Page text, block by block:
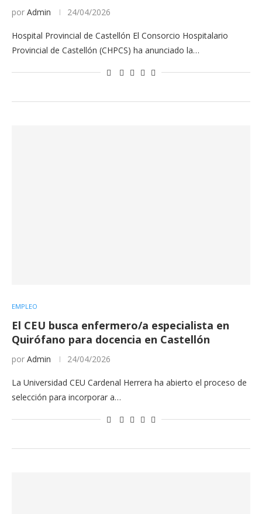
por Admin 24/04/2026
Hospital Provincial de Castellón El Consorcio Hospitalario
Provincial de Castellón (CHPCS) ha anunciado la…
EMPLEO
El CEU busca enfermero/a especialista en
Quirófano para docencia en Castellón
por Admin 24/04/2026
La Universidad CEU Cardenal Herrera ha abierto el proceso de
selección para incorporar a…